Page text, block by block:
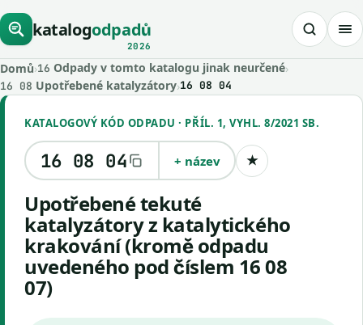
katalogodpadů
2026
Domů›16 Odpady v tomto katalogu jinak neurčené›
16 08 Upotřebené katalyzátory›16 08 04
KATALOGOVÝ KÓD ODPADU · PŘÍL. 1, VYHL. 8/2021 SB.
16 08 04 + název ★Uložit kód
Upotřebené tekuté
katalyzátory z katalytického
krakování (kromě odpadu
uvedeného pod číslem 16 08
07)